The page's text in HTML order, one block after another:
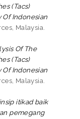
(Tacs)
Of Indonesian
Malaysia.
Of The
(Tacs)
Of Indonesian
Malaysia.
itikad baik
pemegang